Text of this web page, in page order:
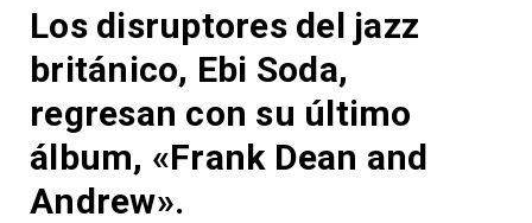
Los disruptores del jazz
británico, Ebi Soda,
regresan con su último
álbum, «Frank Dean and
Andrew».